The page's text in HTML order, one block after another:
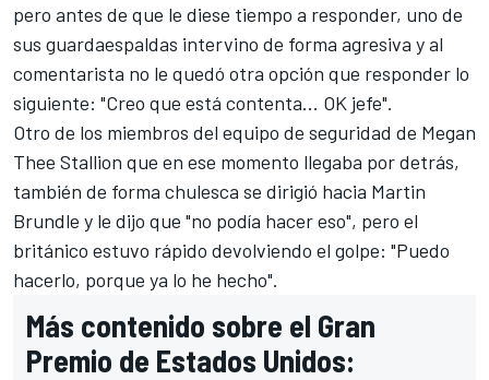
pero antes de que le diese tiempo a responder, uno de
sus guardaespaldas intervino de forma agresiva y al
comentarista no le quedó otra opción que responder lo
siguiente: "Creo que está contenta... OK jefe".
Otro de los miembros del equipo de seguridad de Megan
Thee Stallion que en ese momento llegaba por detrás,
también de forma chulesca se dirigió hacia Martin
Brundle y le dijo que "no podía hacer eso", pero el
británico estuvo rápido devolviendo el golpe: "Puedo
hacerlo, porque ya lo he hecho".
Más contenido sobre el Gran
Premio de Estados Unidos: